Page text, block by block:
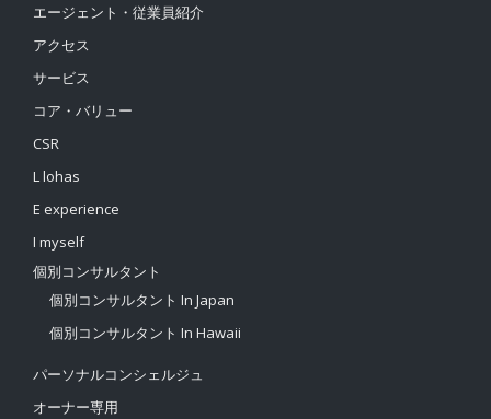
エージェント・従業員紹介
アクセス
サービス
コア・バリュー
CSR
L lohas
E experience
I myself
個別コンサルタント
個別コンサルタント In Japan
個別コンサルタント In Hawaii
パーソナルコンシェルジュ
オーナー専用